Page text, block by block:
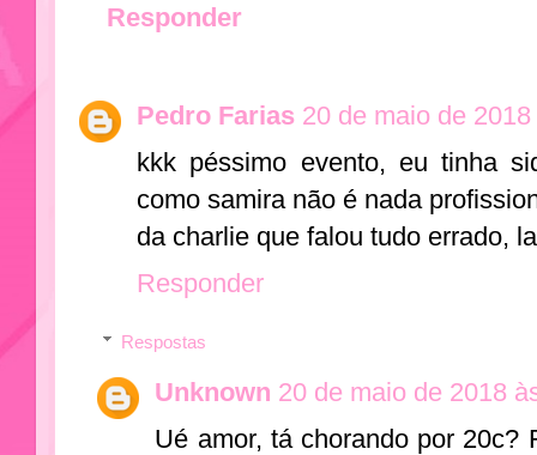
Responder
Pedro Farias 20 de maio de
kkk péssimo evento, eu tinha
como samira não é nada
da charlie que falou tudo errado,
Responder
Respostas
Unknown 20 de maio de 2018
Ué amor, tá chorando por 20c?